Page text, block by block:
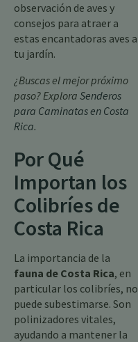
observación de aves y
consejos para atraer a
estas encantadoras aves a
tu jardín.
¿Buscas el mejor próximo
paso? Explora Senderos
para Caminatas en Costa
Rica.
Por Qué
Importan los
Colibríes de
Costa Rica
La importancia de la
fauna de Costa Rica, en
particular los colibríes, no
puede subestimarse. Son
polinizadores vitales,
ayudando a mantener la